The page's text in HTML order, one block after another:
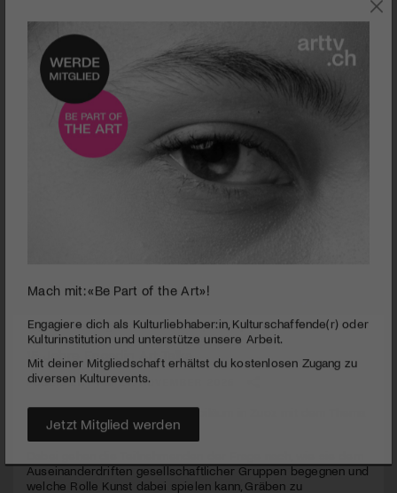
SZENE
Impressionen Engadin Art Talks 2025 | © Saskja Rosset
PUBLIZIERT AM 24. NOVEMBER 2025
Das Kulturfestival feiert sein Jubiläum in Zuoz mit dem Thema
«Bonds and Gaps».
Auseinanderdriften gesellschaftlicher Gruppen begegnen und
welche Rolle Kunst dabei spielen kann, Gräben zu
Engagiere dich als Kulturliebhaber:in, Kulturschaffende(r) oder
Mit deiner Mitgliedschaft erhältst du kostenlosen Zugang zu
Jetzt Mitglied werden